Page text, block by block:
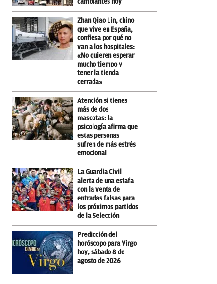
cambiantes hoy
Zhan Qiao Lin, chino
que vive en España,
confiesa por qué no
van a los hospitales:
«No quieren esperar
mucho tiempo y
tener la tienda
cerrada»
Atención si tienes
más de dos
mascotas: la
psicología afirma que
estas personas
sufren de más estrés
emocional
La Guardia Civil
alerta de una estafa
con la venta de
entradas falsas para
los próximos partidos
de la Selección
Predicción del
horóscopo para Virgo
hoy, sábado 8 de
agosto de 2026